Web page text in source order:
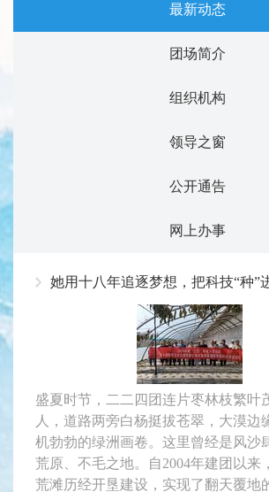
最新动态
团场简介
组织机构
领导之窗
公开通告
网上办事
盛夏时节，二二四团连片枣林枝繁叶
人，道路两旁白杨挺拔苍翠，大漠边
机勃勃的绿洲画卷。这里曾经是风沙
荒原、不毛之地。自2004年建团以来
荒滩历经开垦建设，实现了翻天覆地